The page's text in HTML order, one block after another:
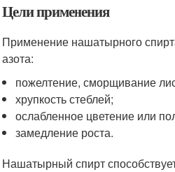
Цели применения
Применение нашатырного
азота:
пожелтение, сморщивание
хрупкость стеблей;
ослабленное цветение или
замедление роста.
Нашатырный спирт